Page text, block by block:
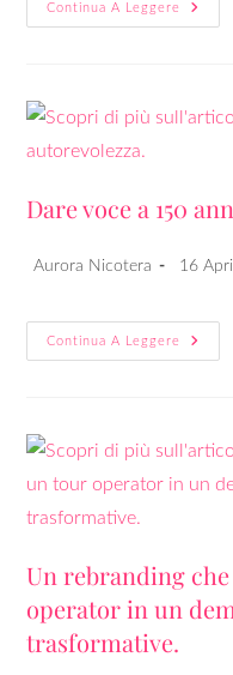
Continua A Leggere
Dare voce a 150
Aurora Nicotera 16
Continua A Leggere
Un rebranding
operator in un
trasformative.